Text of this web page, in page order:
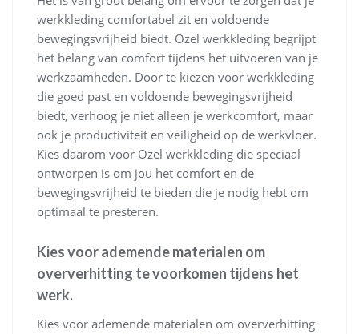
werkkleding comfortabel zit en voldoende
bewegingsvrijheid biedt. Ozel werkkleding begrijpt
het belang van comfort tijdens het uitvoeren van je
werkzaamheden. Door te kiezen voor werkkleding
die goed past en voldoende bewegingsvrijheid
biedt, verhoog je niet alleen je werkcomfort, maar
ook je productiviteit en veiligheid op de werkvloer.
Kies daarom voor Ozel werkkleding die speciaal
ontworpen is om jou het comfort en de
bewegingsvrijheid te bieden die je nodig hebt om
optimaal te presteren.
Kies voor ademende materialen om
oververhitting te voorkomen tijdens het
werk.
Kies voor ademende materialen om oververhitting